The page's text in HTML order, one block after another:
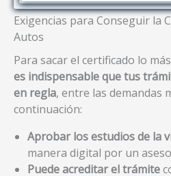
Exigencias para Conseguir la
Autos
Para sacar el certificado lo
es indispensable que tus
en regla, entre las demandas
continuación:
Aprobar los estudios de la
manera digital por un
Puede acreditar el trámite